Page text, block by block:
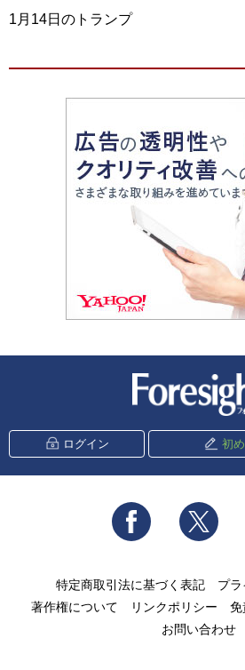
1月14日のトランプ
ログイン 初
Facebook
特定商取引法に基づく表記
プ
著作権について
リンクポリシー 免
お問い合わせ